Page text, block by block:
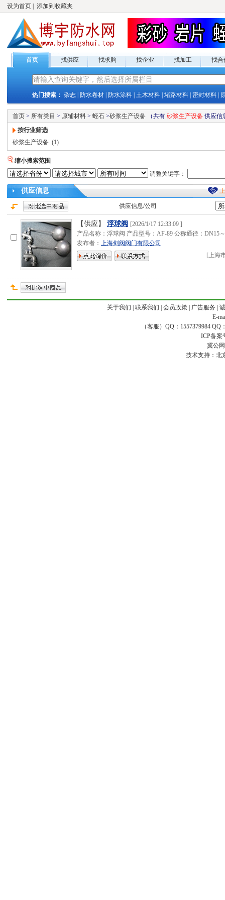
设为首页 添加到收藏夹
首页 找供应 找求购 找企业 找加工 找合
热门搜索： 杂志 防水卷材 防水涂料 土木材料 堵路材料 密封材料
首页 > 所有类目 > 原辅材料 > 蛭石 >砂浆生产设备 （共有 砂浆生产设备 供应信
按行业筛选
砂浆生产设备 (1)
缩小搜索范围
调整关键字：
供应信息
供应信息/公司
【供应】 浮球阀 [2026/1/17 12:33:09 ]
产品名称：浮球阀 产品型号：AF-89 公称通径：DN15～
发布者： 上海剑阀阀门有限公司
[上海
关于我们 联系我们 会员政策| 广告服务
E-
（客服）QQ：1557379984 QQ
ICP备案
冀公
技术支持： 北